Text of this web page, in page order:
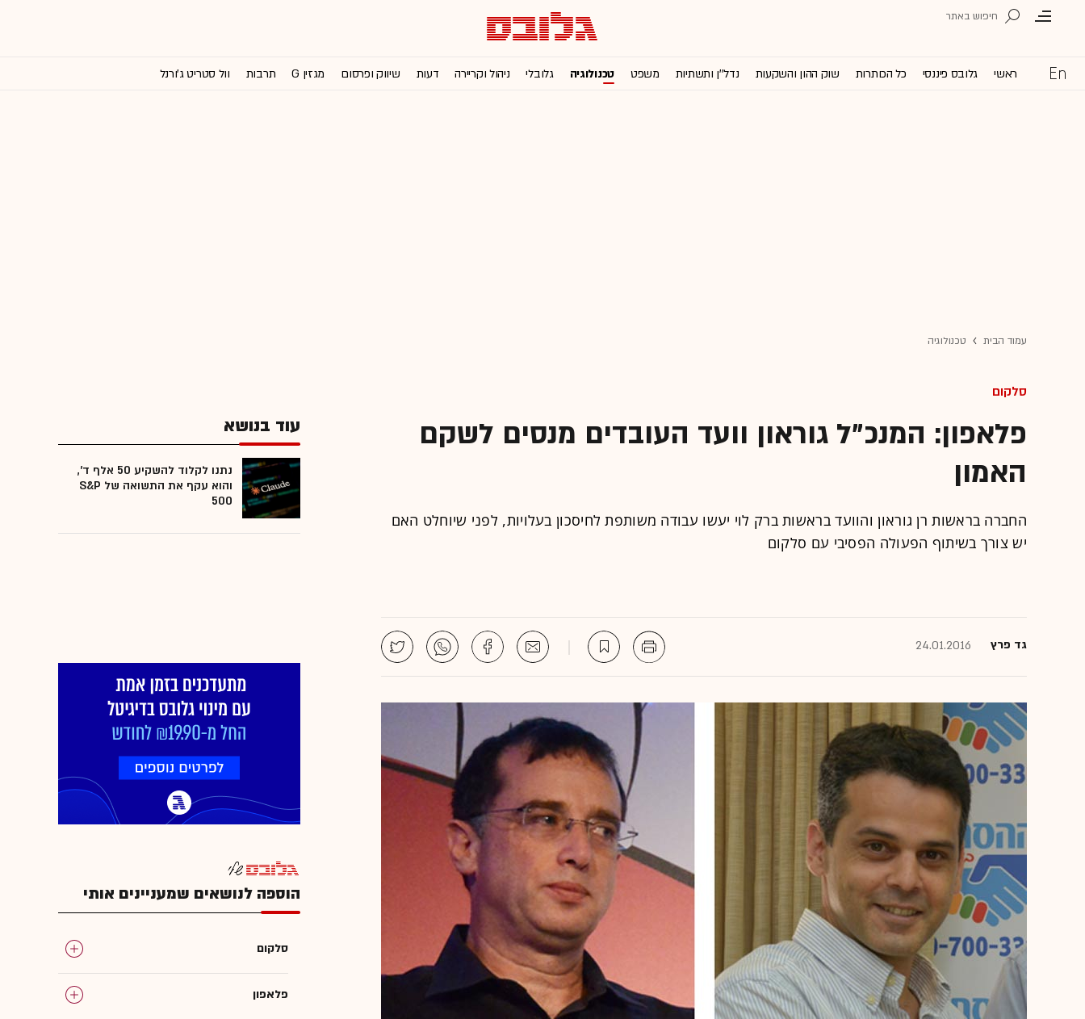
ראשי גלובס פיננסי כל הכותרות שוק ההון והשקעות נדל''ן ותשתיות משפט טכנולוגיה גלובלי ניהול וקריירה דעות שיווק ופרסום מגזין G תרבות וול סטריט ג'ורנל
עמוד הבית טכנולוגיה
סלקום
פלאפון: המנכ"ל גוראון וועד העובדים מנסים לשקם
האמון
החברה בראשות רן גוראון והוועד בראשות ברק לוי יעשו עבודה משותפת לחיסכון בעלויות, לפני שיוחלט האם
יש צורך בשיתוף הפעולה הפסיבי עם סלקום
גד פרץ 24.01.2016
עוד בנושא
נתנו לקלוד להשקיע 50 אלף ד',
והוא עקף את התשואה של S&P
500
הוספה לנושאים שמעניינים אותי
סלקום
פלאפון